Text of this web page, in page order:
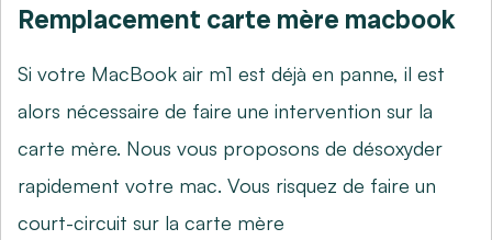
Remplacement carte mère macbook
Si votre MacBook air m1 est déjà en panne, il est
alors nécessaire de faire une intervention sur la
carte mère. Nous vous proposons de désoxyder
rapidement votre mac. Vous risquez de faire un
court-circuit sur la carte mère